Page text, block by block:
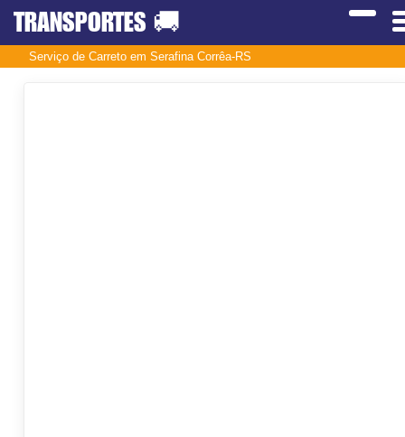
TRANSPORTES 🚚
Serviço de Carreto em Serafina Corrêa-RS